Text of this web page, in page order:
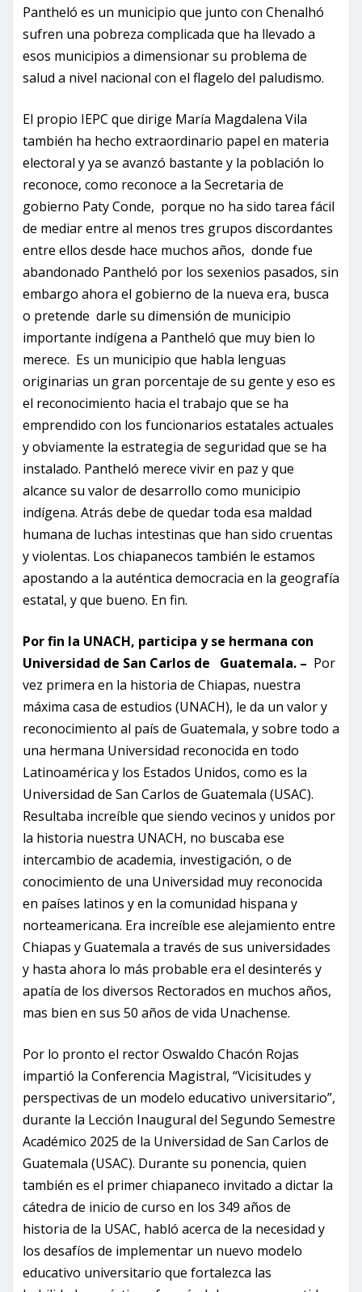
Pantheló es un municipio que junto con Chenalhó
sufren una pobreza complicada que ha llevado a
esos municipios a dimensionar su problema de
salud a nivel nacional con el flagelo del paludismo.
El propio IEPC que dirige María Magdalena Vila
también ha hecho extraordinario papel en materia
electoral y ya se avanzó bastante y la población lo
reconoce, como reconoce a la Secretaria de
gobierno Paty Conde, porque no ha sido tarea fácil
de mediar entre al menos tres grupos discordantes
entre ellos desde hace muchos años, donde fue
abandonado Pantheló por los sexenios pasados, sin
embargo ahora el gobierno de la nueva era, busca
o pretende darle su dimensión de municipio
importante indígena a Pantheló que muy bien lo
merece. Es un municipio que habla lenguas
originarias un gran porcentaje de su gente y eso es
el reconocimiento hacia el trabajo que se ha
emprendido con los funcionarios estatales actuales
y obviamente la estrategia de seguridad que se ha
instalado. Pantheló merece vivir en paz y que
alcance su valor de desarrollo como municipio
indígena. Atrás debe de quedar toda esa maldad
humana de luchas intestinas que han sido cruentas
y violentas. Los chiapanecos también le estamos
apostando a la auténtica democracia en la geografía
estatal, y que bueno. En fin.
Por fin la UNACH, participa y se hermana con
Universidad de San Carlos de Guatemala. – Por
vez primera en la historia de Chiapas, nuestra
máxima casa de estudios (UNACH), le da un valor y
reconocimiento al país de Guatemala, y sobre todo a
una hermana Universidad reconocida en todo
Latinoamérica y los Estados Unidos, como es la
Universidad de San Carlos de Guatemala (USAC).
Resultaba increíble que siendo vecinos y unidos por
la historia nuestra UNACH, no buscaba ese
intercambio de academia, investigación, o de
conocimiento de una Universidad muy reconocida
en países latinos y en la comunidad hispana y
norteamericana. Era increíble ese alejamiento entre
Chiapas y Guatemala a través de sus universidades
y hasta ahora lo más probable era el desinterés y
apatía de los diversos Rectorados en muchos años,
mas bien en sus 50 años de vida Unachense.
Por lo pronto el rector Oswaldo Chacón Rojas
impartió la Conferencia Magistral, “Vicisitudes y
perspectivas de un modelo educativo universitario”,
durante la Lección Inaugural del Segundo Semestre
Académico 2025 de la Universidad de San Carlos de
Guatemala (USAC). Durante su ponencia, quien
también es el primer chiapaneco invitado a dictar la
cátedra de inicio de curso en los 349 años de
historia de la USAC, habló acerca de la necesidad y
los desafíos de implementar un nuevo modelo
educativo universitario que fortalezca las